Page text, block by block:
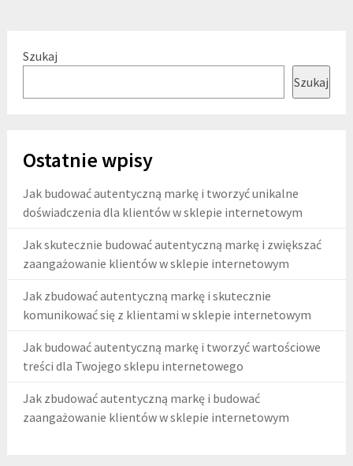
Szukaj
Szukaj
Ostatnie wpisy
Jak budować autentyczną markę i tworzyć unikalne
doświadczenia dla klientów w sklepie internetowym
Jak skutecznie budować autentyczną markę i zwiększać
zaangażowanie klientów w sklepie internetowym
Jak zbudować autentyczną markę i skutecznie
komunikować się z klientami w sklepie internetowym
Jak budować autentyczną markę i tworzyć wartościowe
treści dla Twojego sklepu internetowego
Jak zbudować autentyczną markę i budować
zaangażowanie klientów w sklepie internetowym